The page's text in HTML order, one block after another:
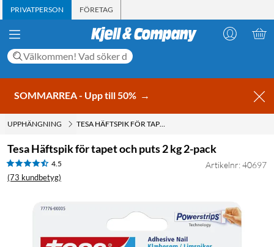
PRIVATPERSON FÖRETAG
SOMMARREA - Upp till 50% →
UPPHÄNGNING TESA HÄFTSPIK FÖR TAPET OCH PUTS 2 KG 2-PACK
Tesa Häftspik för tapet och puts 2 kg 2-pack
4.5
(73 kundbetyg)
Artikelnr: 40697